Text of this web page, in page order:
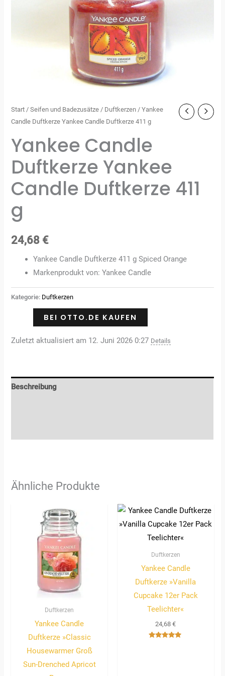
Start /Seifen und Badezusätze / Duftkerzen / Yankee
Candle Duftkerze Yankee Candle Duftkerze 411 g
Yankee Candle
Duftkerze Yankee
Candle Duftkerze 411
g
24,68 €
Yankee Candle Duftkerze 411 g Spiced Orange
Markenprodukt von: Yankee Candle
Kategorie: Duftkerzen
BEI OTTO.DE KAUFEN
Zuletzt aktualisiert am 12. Juni 2026 0:27 Details
Beschreibung
Ähnliche Produkte
Duftkerzen
Yankee Candle
Duftkerze »Classic
Housewarmer Groß
Sun-Drenched Apricot
Duftkerzen
Yankee Candle
Duftkerze »Vanilla
Cupcake 12er Pack
Teelichter«
24,68€